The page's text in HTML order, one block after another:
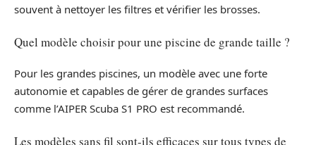
souvent à nettoyer les filtres et vérifier les brosses.
Quel modèle choisir pour une piscine de grande taille ?
Pour les grandes piscines, un modèle avec une forte
autonomie et capables de gérer de grandes surfaces
comme l’AIPER Scuba S1 PRO est recommandé.
Les modèles sans fil sont-ils efficaces sur tous types de